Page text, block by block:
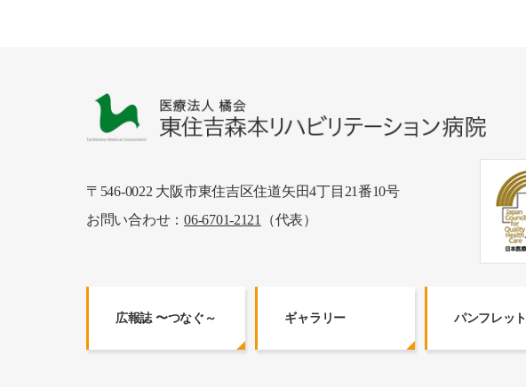
〒546-0022 大阪市東住吉区住道矢田4丁目21番10号
お問い合わせ：06-6701-2121 （代表）
広報誌 〜つなぐ～ ギャラリー パンフレット